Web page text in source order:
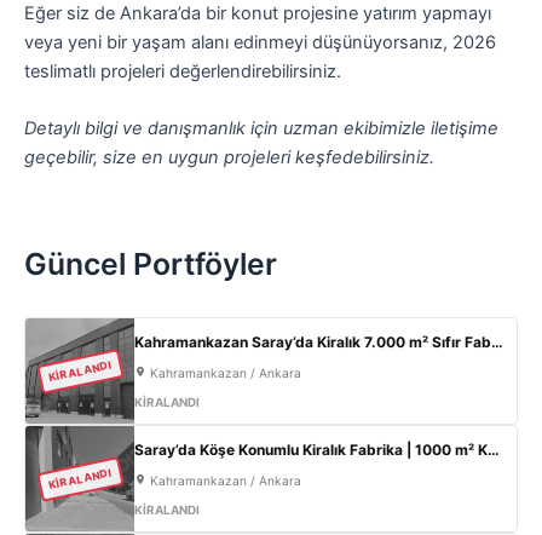
Eğer siz de Ankara’da bir konut projesine yatırım yapmayı
veya yeni bir yaşam alanı edinmeyi düşünüyorsanız, 2026
teslimatlı projeleri değerlendirebilirsiniz.
Detaylı bilgi ve danışmanlık için uzman ekibimizle iletişime
geçebilir, size en uygun projeleri keşfedebilirsiniz.
Güncel Portföyler
KİRALANDI
Kahramankazan Saray’da Kiralık 7.000 m² Sıfır Fabrika | 2.000 m² Açık Alan | 300 KW
Kahramankazan / Ankara
KİRALANDI
KİRALANDI
Saray’da Köşe Konumlu Kiralık Fabrika | 1000 m² Kapalı Alan | 3 Kat Ofis | 100 kW
Kahramankazan / Ankara
KİRALANDI